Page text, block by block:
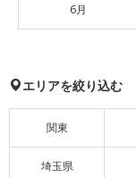
6月
エリアを絞り込む
関東
埼玉県